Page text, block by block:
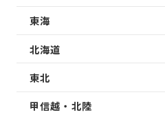
東海
北海道
東北
甲信越・北陸